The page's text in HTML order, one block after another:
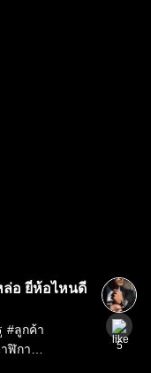
ล่อ ยี่ห้อไหนดี
#ลูกค้า
ฬิกา
5